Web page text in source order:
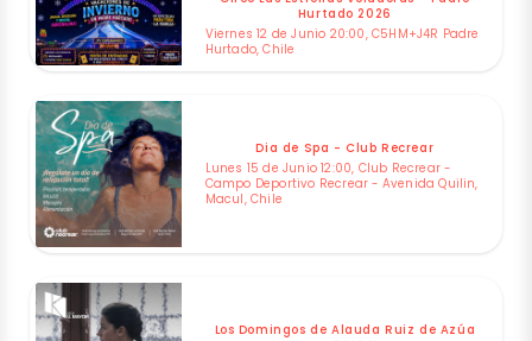
Hurtado 2026
Viernes 12 de Junio 20:00, C5HM+J4R Padre
Hurtado, Chile
Dia de Spa - Club Recrear
Lunes 15 de Junio 12:00, Club Recrear -
Campo Deportivo Recrear - Avenida Quilin,
Macul, Chile
Los Domingos de Alauda Ruiz de Azúa